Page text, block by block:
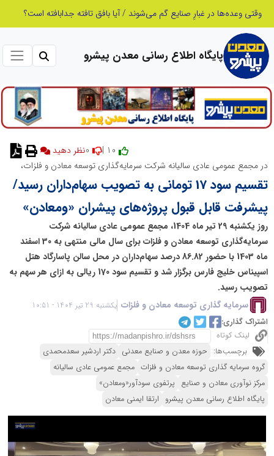
وقتی وعده‌ها در غبارِ صنایع گم می‌شوند / آیا بافق تافته جدابافته است؟
پایگاه اطلاع رسانی معدن پیشرو
نظر دهید
در مجمع عمومی عادی سالیانه شرکت سرمایه‌گذاری توسعه معادن و فلزات،
تقسیم سود 17 تومانی به تصویب سهام‌داران رسید/
پیشرفت قابل قبول پروژه‌های پیشران «ومعادن»
روز یکشنبه 29 تیر ماه 1404، مجمع عمومی عادی سالیانه شرکت
سرمایه‌گذاری توسعه معادن و فلزات برای سال مالی منتهی به 30 اسفند
ماه 1403 با حضور 86.82 درصد سها‌م‌داران در محل سالن پاسارگاد هتل
اسپیناس خلیج فارس برگزار شد و تقسیم سود 170 ریالی به ازای هر سهم به
تصویب رسید.
سرمایه گذاری توسعه معادن و فلزات یکشنبه 29 تیر 1404 - 10:51
اشتراک گذاری:
لینک کوتاه
برچسب‌ها: حوزه معدن و صنایع معدنی دکتر اردشیر سعدمحمدی
گروه سرمایه گذاری توسعه معادن و فلزات مجمع عمومی عادی سالیانه
مرکز نوآوری معادن و صنایع پرتفوی سودآور«ومعادن»
پایگاه اطلاع رسانی معدن پیشرو ارتقا ایمنی معادن